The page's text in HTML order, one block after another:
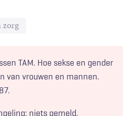
zorg
TAM. Hoe sekse en gender
van vrouwen en mannen.
niets gemeld.